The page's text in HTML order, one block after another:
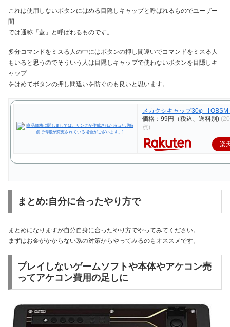
これは使用しないボタンにはめる目隠しキャップと呼ばれるものでユーザー
間
では通称「蓋」と呼ばれるものです。
多分コマンドをミスる人の中にはボタンの押し間違いでコマンドをミスる人
もいると思うのでそういう人は目隠しキャップで使わないボタンを目隠しキ
ャップ
をはめてボタンの押し間違いを防ぐのも良いと思います。
メカクシキャップ30φ 【
価格：99円（税込、送料別)
点)
楽
まとめ:自分に合ったやり方で
まとめになりますが自分自身に合ったやり方でやってみてください。
まずはお金がかからない系の対策からやってみるのもオススメです。
プレイしないゲームソフトや本体やアケコン売
ってアケコン費用の足しに